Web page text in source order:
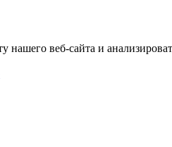
веб-сайта и